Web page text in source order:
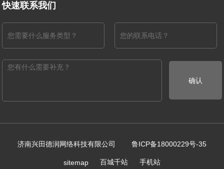
快速联系我们
确认
济南兴田德润网络科技有限公司 鲁ICP备18000229号-35
sitemap 百城千站 手机站